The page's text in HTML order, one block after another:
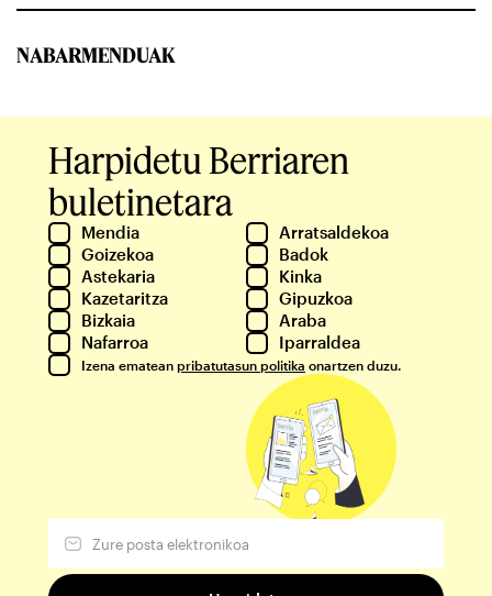
NABARMENDUAK
Harpidetu Berriaren
buletinetara
Mendia
Arratsaldekoa
Goizekoa
Badok
Astekaria
Kinka
Kazetaritza
Gipuzkoa
Bizkaia
Araba
Nafarroa
Iparraldea
Izena ematean pribatutasun politika onartzen duzu.